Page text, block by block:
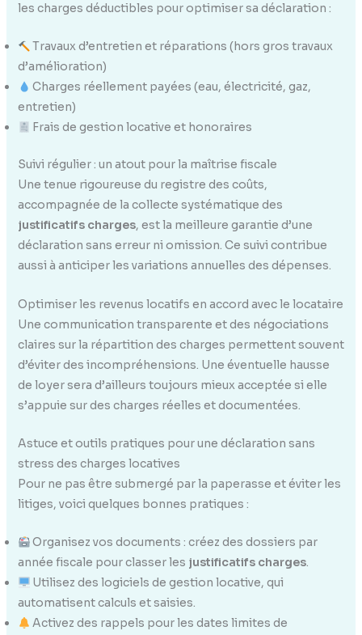
les charges déductibles pour optimiser sa déclaration :
Travaux d’entretien et réparations (hors gros travaux
d’amélioration)
Charges réellement payées (eau, électricité, gaz,
entretien)
Frais de gestion locative et honoraires
Suivi régulier : un atout pour la maîtrise fiscale
Une tenue rigoureuse du registre des coûts,
accompagnée de la collecte systématique des
justificatifs charges, est la meilleure garantie d’une
déclaration sans erreur ni omission. Ce suivi contribue
aussi à anticiper les variations annuelles des dépenses.
Optimiser les revenus locatifs en accord avec le locataire
Une communication transparente et des négociations
claires sur la répartition des charges permettent souvent
d’éviter des incompréhensions. Une éventuelle hausse
de loyer sera d’ailleurs toujours mieux acceptée si elle
s’appuie sur des charges réelles et documentées.
Astuce et outils pratiques pour une déclaration sans
stress des charges locatives
Pour ne pas être submergé par la paperasse et éviter les
litiges, voici quelques bonnes pratiques :
Organisez vos documents : créez des dossiers par
année fiscale pour classer les justificatifs charges.
Utilisez des logiciels de gestion locative, qui
automatisent calculs et saisies.
Activez des rappels pour les dates limites de